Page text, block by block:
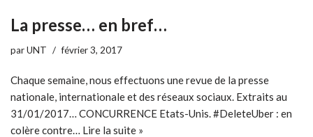
La presse… en bref…
parUNT février 3, 2017
Chaque semaine, nous effectuons une revue de la presse
nationale, internationale et des réseaux sociaux. Extraits au
31/01/2017… CONCURRENCE Etats-Unis. #DeleteUber : en
colère contre… Lire la suite »